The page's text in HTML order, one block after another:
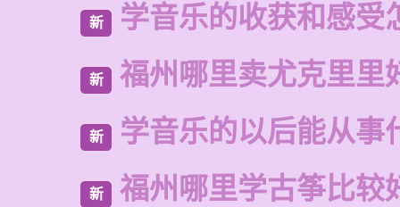
新 学音乐的收获和感受
新 福州哪里卖尤克里里
新 学音乐的以后能从事
新 福州哪里学古筝比较